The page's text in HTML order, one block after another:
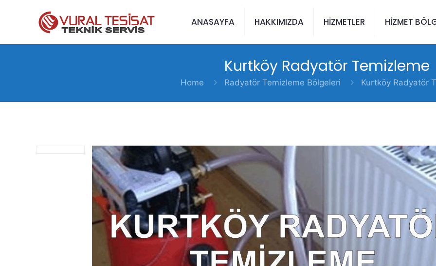
ANASAYFA HAKKIMIZDA HİZMETLER HİZMET
Kurtköy Radyatör Temizleme
Home Radyatör Temizleme Bölgeleri Kurtköy Radyatör